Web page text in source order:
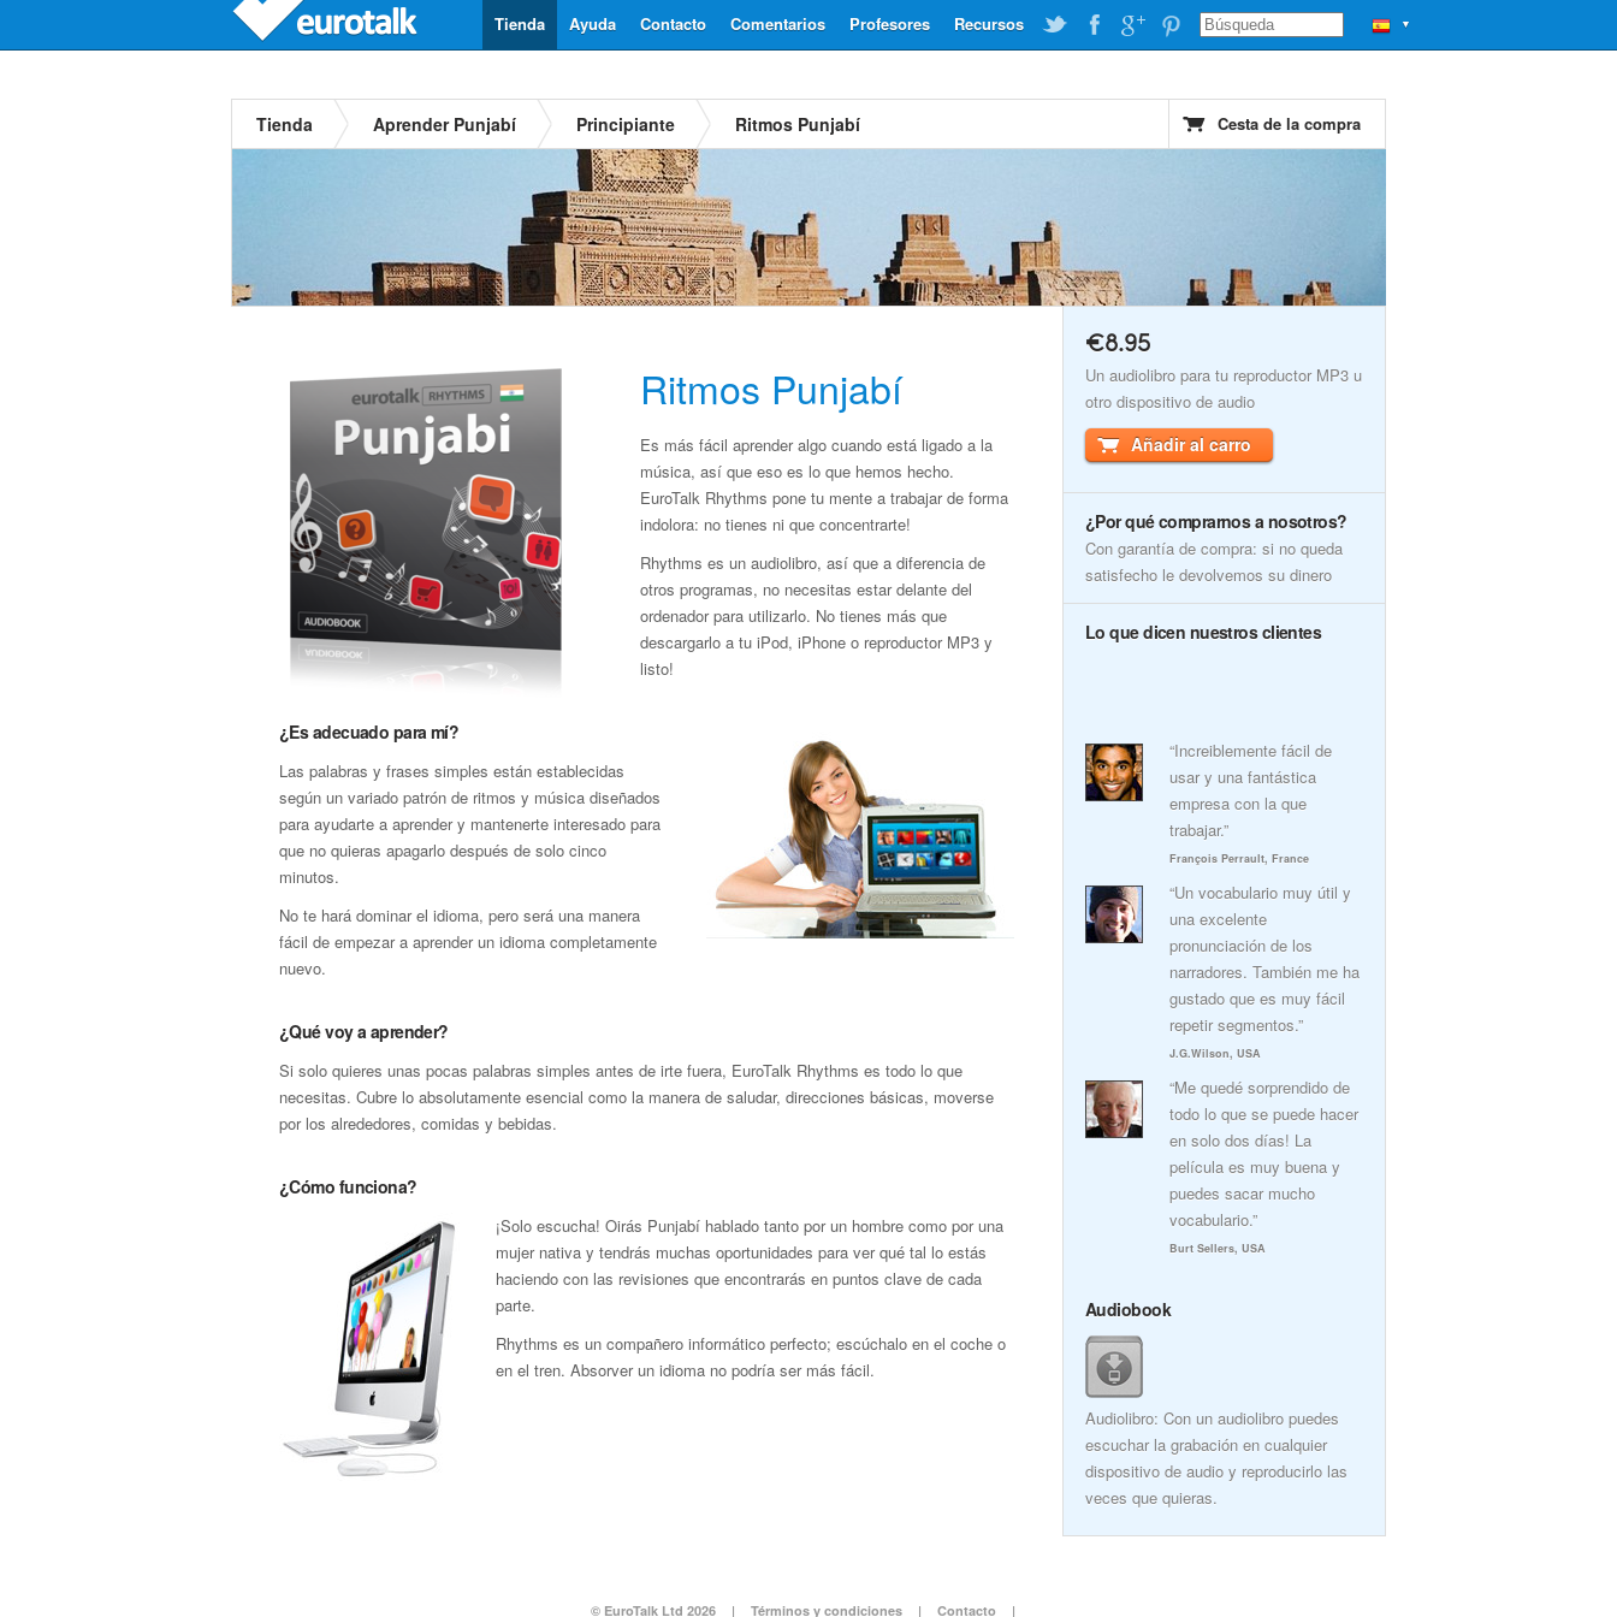
▼
Recursos
Profesores
Comentarios
Contacto
Ayuda
Tienda
Tienda Aprender Punjabí Principiante Ritmos Punjabí Cesta de la compra
Ritmos Punjabí
Es más fácil aprender algo cuando está ligado a la
música, así que eso es lo que hemos hecho.
EuroTalk Rhythms pone tu mente a trabajar de forma
indolora: no tienes ni que concentrarte!
Rhythms es un audiolibro, así que a diferencia de
otros programas, no necesitas estar delante del
ordenador para utilizarlo. No tienes más que
descargarlo a tu iPod, iPhone o reproductor MP3 y
listo!
¿Es adecuado para mí?
Las palabras y frases simples están establecidas
según un variado patrón de ritmos y música diseñados
para ayudarte a aprender y mantenerte interesado para
que no quieras apagarlo después de solo cinco
minutos.
No te hará dominar el idioma, pero será una manera
fácil de empezar a aprender un idioma completamente
nuevo.
¿Qué voy a aprender?
Si solo quieres unas pocas palabras simples antes de irte fuera, EuroTalk Rhythms es todo lo que
necesitas. Cubre lo absolutamente esencial como la manera de saludar, direcciones básicas, moverse
por los alrededores, comidas y bebidas.
¿Cómo funciona?
¡Solo escucha! Oirás Punjabí hablado tanto por un hombre como por una
mujer nativa y tendrás muchas oportunidades para ver qué tal lo estás
haciendo con las revisiones que encontrarás en puntos clave de cada
parte.
Rhythms es un compañero informático perfecto; escúchalo en el coche o
en el tren. Absorver un idioma no podría ser más fácil.
€8.95
Un audiolibro para tu reproductor MP3 u
otro dispositivo de audio
Añadir al carro
¿Por qué comprarnos a nosotros?
Con garantía de compra: si no queda
satisfecho le devolvemos su dinero
Lo que dicen nuestros clientes
“Increiblemente fácil de
usar y una fantástica
empresa con la que
trabajar.”
François Perrault, France
“Un vocabulario muy útil y
una excelente
pronunciación de los
narradores. También me ha
gustado que es muy fácil
repetir segmentos.”
J.G.Wilson, USA
“Me quedé sorprendido de
todo lo que se puede hacer
en solo dos días! La
película es muy buena y
puedes sacar mucho
vocabulario.”
Burt Sellers, USA
Audiobook
Audiolibro: Con un audiolibro puedes
escuchar la grabación en cualquier
dispositivo de audio y reproducirlo las
veces que quieras.
© EuroTalk Ltd 2026 | Términos y condiciones | Contacto |